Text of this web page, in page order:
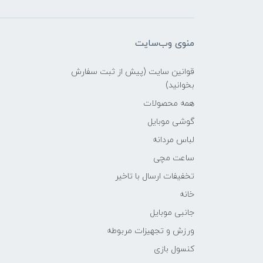
منوی وب‌سایت
قوانین سایت (پیش از ثبت سفارش
بخوانید)
همه محصولات
گوشی موبایل
لباس مردانه
ساعت مچی
تخفیفات ارسال با تاخیر
خانه
جانبی موبایل
ورزش و تجهیزات مربوطه
کنسول بازی